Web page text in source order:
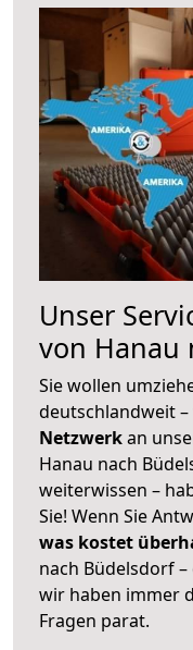
Unser
von Hanau
Sie wollen
deutschlandweit
Netzwerkan
Hanau nach
weiterwissen –
Sie! Wenn Sie
was kostet
nach Büdelsdorf
wir haben immer
Fragen parat.